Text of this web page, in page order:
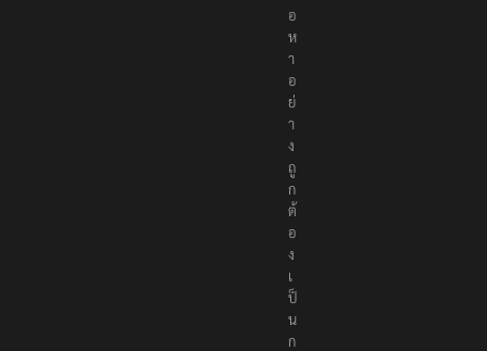
อ
ห
า
อ
ย่
า
ง
ถู
ก
ต้
อ
ง
เ
ป็
น
ก